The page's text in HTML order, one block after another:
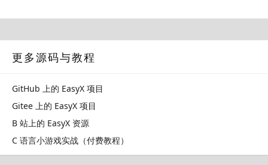
更多源码与教程
GitHub 上的 EasyX 项目
Gitee 上的 EasyX 项目
B 站上的 EasyX 资源
C 语言小游戏实战（付费教程）